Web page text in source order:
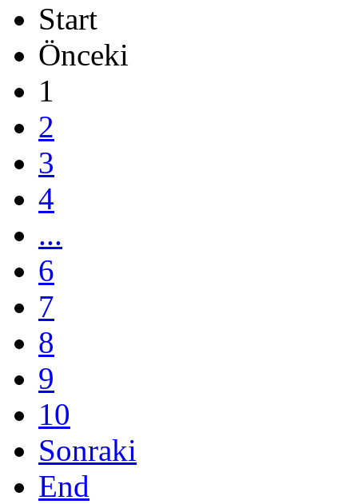
Start
Önceki
1
2
3
4
...
6
7
8
9
10
Sonraki
End